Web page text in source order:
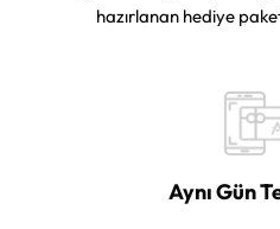
hazırlanan hediye
Aynı Gün